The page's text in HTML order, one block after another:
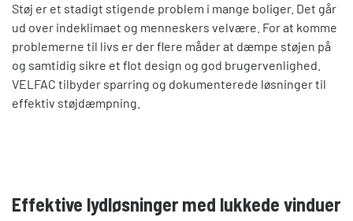
Støj er et stadigt stigende problem i mange boliger. Det går
ud over indeklimaet og menneskers velvære. For at komme
problemerne til livs er der flere måder at dæmpe støjen på
og samtidig sikre et flot design og god brugervenlighed.
VELFAC tilbyder sparring og dokumenterede løsninger til
effektiv støjdæmpning.
Effektive lydløsninger med lukkede vinduer